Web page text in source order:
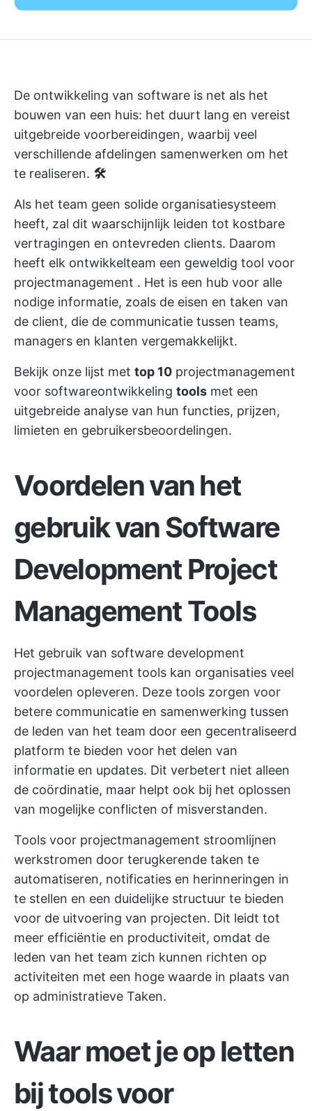
De ontwikkeling van software is net als het
bouwen van een huis: het duurt lang en vereist
uitgebreide voorbereidingen, waarbij veel
verschillende afdelingen samenwerken om het
te realiseren. 🛠️
Als het team geen solide organisatiesysteem
heeft, zal dit waarschijnlijk leiden tot kostbare
vertragingen en ontevreden clients. Daarom
heeft elk ontwikkelteam een geweldig tool voor
projectmanagement . Het is een hub voor alle
nodige informatie, zoals de eisen en taken van
de client, die de communicatie tussen teams,
managers en klanten vergemakkelijkt.
Bekijk onze lijst met top 10 projectmanagement
voor softwareontwikkeling tools met een
uitgebreide analyse van hun functies, prijzen,
limieten en gebruikersbeoordelingen.
Voordelen van het
gebruik van Software
Development Project
Management Tools
Het gebruik van software development
projectmanagement tools kan organisaties veel
voordelen opleveren. Deze tools zorgen voor
betere communicatie en samenwerking tussen
de leden van het team door een gecentraliseerd
platform te bieden voor het delen van
informatie en updates. Dit verbetert niet alleen
de coördinatie, maar helpt ook bij het oplossen
van mogelijke conflicten of misverstanden.
Tools voor projectmanagement stroomlijnen
werkstromen door terugkerende taken te
automatiseren, notificaties en herinneringen in
te stellen en een duidelijke structuur te bieden
voor de uitvoering van projecten. Dit leidt tot
meer efficiëntie en productiviteit, omdat de
leden van het team zich kunnen richten op
activiteiten met een hoge waarde in plaats van
op administratieve Taken.
Waar moet je op letten
bij tools voor